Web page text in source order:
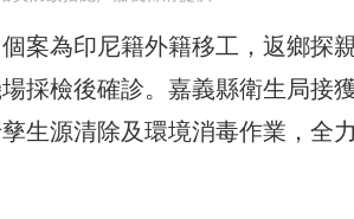
案為印尼籍外籍移工，返鄉探
採檢後確診。嘉義縣衛生局接
生源清除及環境消毒作業，全